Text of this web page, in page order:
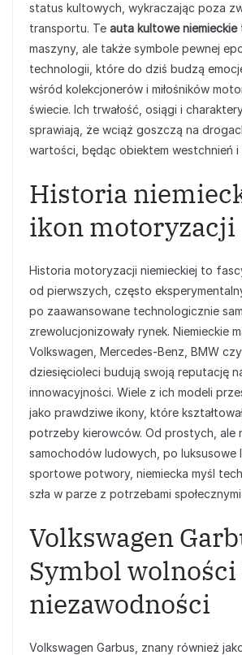
status kultowych, wykraczając poza
transportu. Te auta kultowe niemieckie
maszyny, ale także symbole pewnej
technologii, które do dziś budzą
wśród kolekcjonerów i miłośników
świecie. Ich trwałość, osiągi i
sprawiają, że wciąż goszczą na
wartości, będąc obiektem westchnień i
Historia
ikon motoryzacji
Historia motoryzacji niemieckiej to
od pierwszych, często
po zaawansowane technologicznie
zrewolucjonizowały rynek. Niemieckie
Volkswagen, Mercedes-Benz, BMW
dziesięcioleci budują swoją reputację
innowacyjności. Wiele z ich modeli
jako prawdziwe ikony, które
potrzeby kierowców. Od prostych, ale
samochodów ludowych, po luksusowe
sportowe potwory, niemiecka myśl
szła w parze z potrzebami
Volkswagen
Symbol wolności
niezawodności
Volkswagen Garbus, znany również